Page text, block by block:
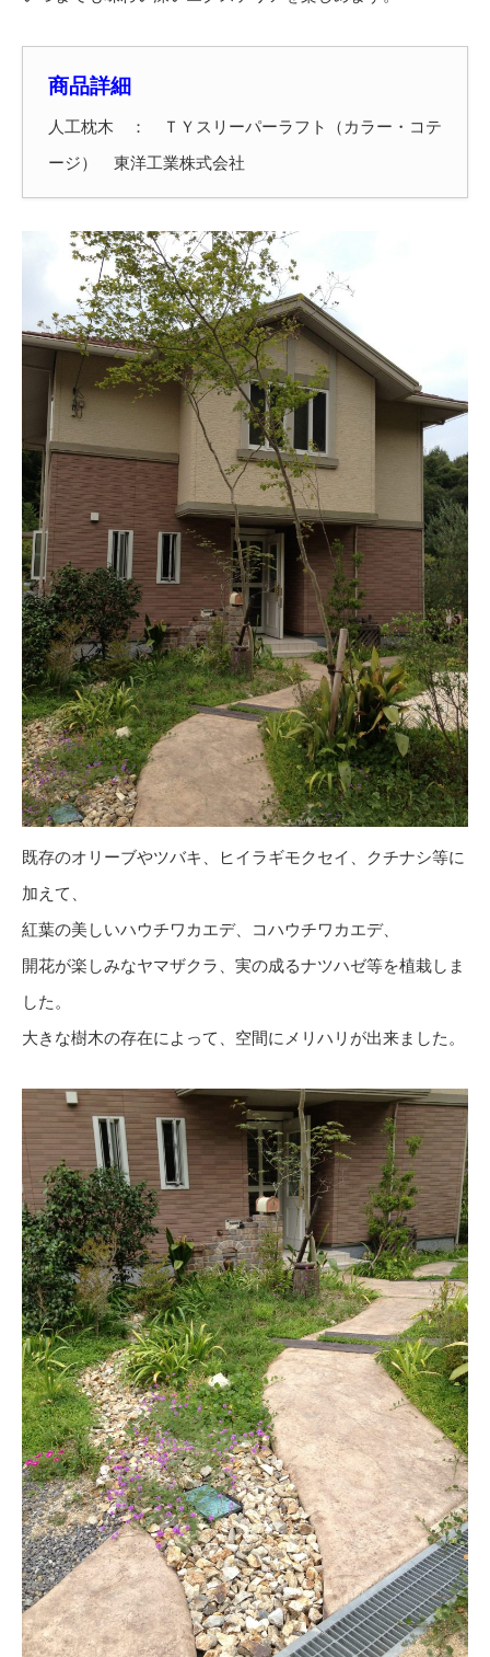
商品詳細
人工枕木 ： ＴＹスリーパーラフト（カラー・コテ
ージ） 東洋工業株式会社
既存のオリーブやツバキ、ヒイラギモクセイ、クチナシ等に
加えて、
紅葉の美しいハウチワカエデ、コハウチワカエデ、
開花が楽しみなヤマザクラ、実の成るナツハゼ等を植栽しま
した。
大きな樹木の存在によって、空間にメリハリが出来ました。